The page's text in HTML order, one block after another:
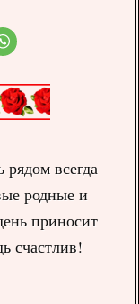
всегда
родные и
приносит
счастлив!